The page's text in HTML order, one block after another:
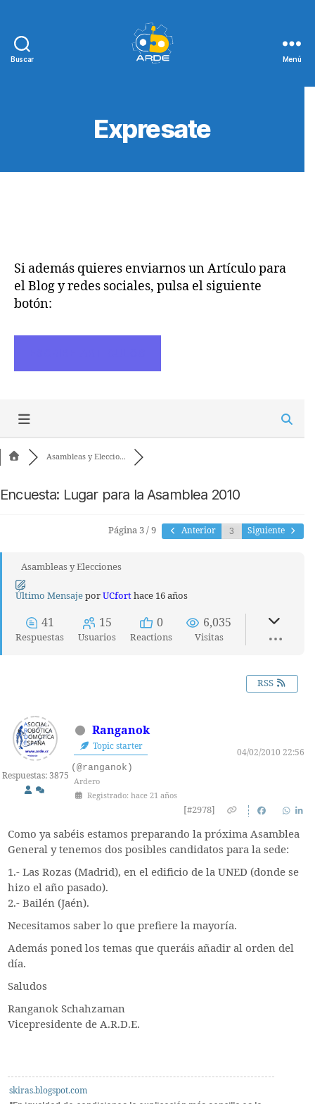
Buscar Menú
Expresate
Si además quieres enviarnos un Artículo para
el Blog y redes sociales, pulsa el siguiente
botón:
Asambleas y Eleccio...
Encuesta: Lugar para la Asamblea 2010
Página 3 / 9 Anterior Siguiente
Asambleas y Elecciones
Último MensajeporUCforthace 16 años
41
Respuestas
15
Usuarios
0
Reactions
6,035
Visitas
RSS
Respuestas: 3875
Ranganok
Topic starter
04/02/2010 22:56
(@ranganok)
Ardero
Registrado: hace 21 años
[#2978]
Como ya sabéis estamos preparando la próxima Asamblea
General y tenemos dos posibles candidatos para la sede:
1.- Las Rozas (Madrid), en el edificio de la UNED (donde se
hizo el año pasado).
2.- Bailén (Jaén).
Necesitamos saber lo que prefiere la mayoría.
Además poned los temas que queráis añadir al orden del
día.
Saludos
Ranganok Schahzaman
Vicepresidente de A.R.D.E.
skiras.blogspot.com